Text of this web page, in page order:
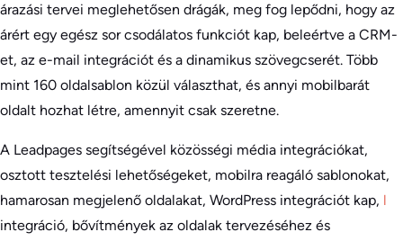
árazási tervei meglehetősen drágák, meg fog lepődni, hogy az
árért egy egész sor csodálatos funkciót kap, beleértve a CRM-
et, az e-mail integrációt és a dinamikus szövegcserét. Több
mint 160 oldalsablon közül választhat, és annyi mobilbarát
oldalt hozhat létre, amennyit csak szeretne.
A Leadpages segítségével közösségi média integrációkat,
osztott tesztelési lehetőségeket, mobilra reagáló sablonokat,
hamarosan megjelenő oldalakat, WordPress integrációt kap, l
integráció, bővítmények az oldalak tervezéséhez és